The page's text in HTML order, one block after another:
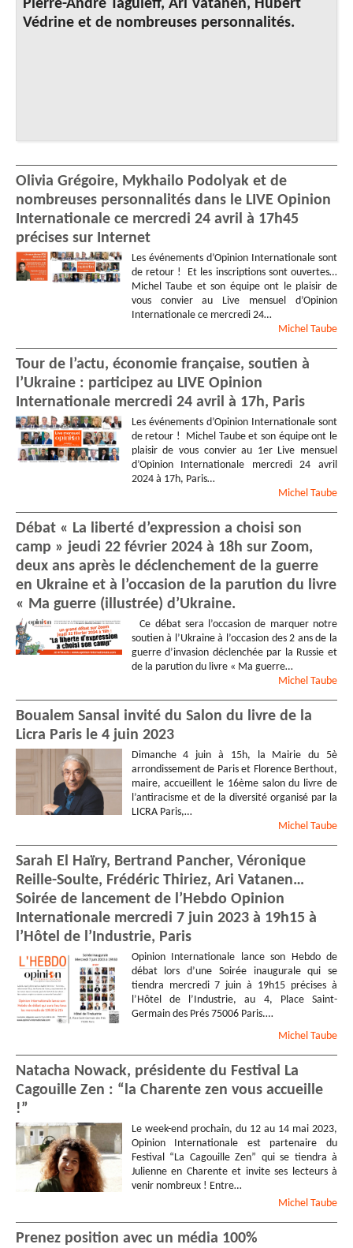
Pierre-André Taguieff, Ari Vatanen, Hubert
Védrine et de nombreuses personnalités.
Olivia Grégoire, Mykhailo Podolyak et de
nombreuses personnalités dans le LIVE Opinion
Internationale ce mercredi 24 avril à 17h45
précises sur Internet
Les événements d’Opinion Internationale sont
de retour ! Et les inscriptions sont ouvertes…
Michel Taube et son équipe ont le plaisir de
vous convier au Live mensuel d’Opinion
Internationale ce mercredi 24…
Michel Taube
Tour de l’actu, économie française, soutien à
l’Ukraine : participez au LIVE Opinion
Internationale mercredi 24 avril à 17h, Paris
Les événements d’Opinion Internationale sont
de retour ! Michel Taube et son équipe ont le
plaisir de vous convier au 1er Live mensuel
d’Opinion Internationale mercredi 24 avril
2024 à 17h, Paris…
Michel Taube
Débat « La liberté d’expression a choisi son
camp » jeudi 22 février 2024 à 18h sur Zoom,
deux ans après le déclenchement de la guerre
en Ukraine et à l’occasion de la parution du livre
« Ma guerre (illustrée) d’Ukraine.
Ce débat sera l’occasion de marquer notre
soutien à l’Ukraine à l’occasion des 2 ans de la
guerre d’invasion déclenchée par la Russie et
de la parution du livre « Ma guerre…
Michel Taube
Boualem Sansal invité du Salon du livre de la
Licra Paris le 4 juin 2023
Dimanche 4 juin à 15h, la Mairie du 5è
arrondissement de Paris et Florence Berthout,
maire, accueillent le 16ème salon du livre de
l’antiracisme et de la diversité organisé par la
LICRA Paris,…
Michel Taube
Sarah El Haïry, Bertrand Pancher, Véronique
Reille-Soulte, Frédéric Thiriez, Ari Vatanen…
Soirée de lancement de l’Hebdo Opinion
Internationale mercredi 7 juin 2023 à 19h15 à
l’Hôtel de l’Industrie, Paris
Opinion Internationale lance son Hebdo de
débat lors d’une Soirée inaugurale qui se
tiendra mercredi 7 juin à 19h15 précises à
l’Hôtel de l’Industrie, au 4, Place Saint-
Germain des Prés 75006 Paris.…
Michel Taube
Natacha Nowack, présidente du Festival La
Cagouille Zen : “la Charente zen vous accueille
!”
Le week-end prochain, du 12 au 14 mai 2023,
Opinion Internationale est partenaire du
Festival “La Cagouille Zen” qui se tiendra à
Julienne en Charente et invite ses lecteurs à
venir nombreux ! Entre…
Michel Taube
Prenez position avec un média 100%